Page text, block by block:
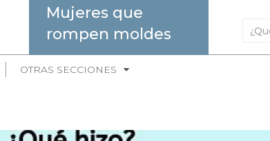
Mujeres que
rompen moldes
OTRAS SECCIONES